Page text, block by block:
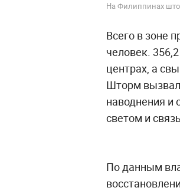
На Филиппинах
Всего в зоне
человек.
центрах, а
Шторм вызвал
наводнения и
светом и
По данным